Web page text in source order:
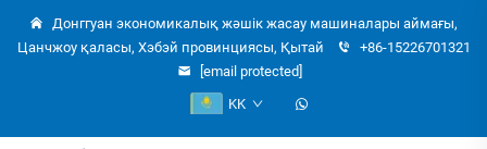
Донггуан экономикалық жәшік жасау машиналары аймағы,
Цанчжоу қаласы, Хэбэй провинциясы, Қытай
+86-15226701321
[email protected]
KK